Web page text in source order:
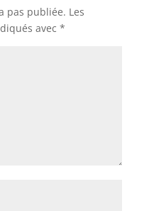
pas publiée. Les
avec *